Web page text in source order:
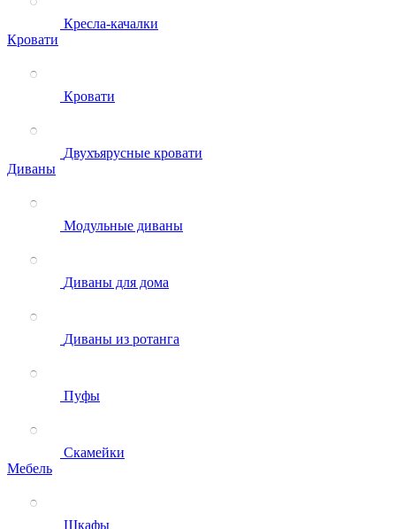
Кресла-качалки
Кровати
Кровати
Двухъярусные кровати
Диваны
Модульные диваны
Диваны для дома
Диваны из ротанга
Пуфы
Скамейки
Мебель
Шкафы